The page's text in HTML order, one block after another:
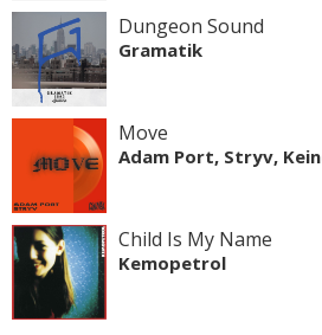
Dungeon Sound
Gramatik
Move
Adam Port, Stryv,
Child Is My Name
Kemopetrol